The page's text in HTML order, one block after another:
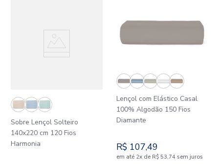
Sobre Lençol Solteiro
140x220 cm 120 Fios
Harmonia
Lençol com Elástico Casal
100% Algodão 150 Fios
Diamante
R$ 107,49
em até 2x de R$ 53,74 sem juros